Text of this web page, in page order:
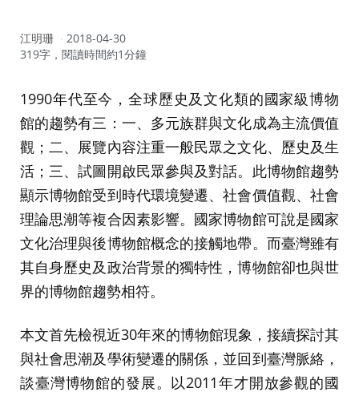
作
者：
江明珊
2018-04-30
319字，閱讀時間約1分鐘
1990年代至今，全球歷史及文化類的國家級博物
館的趨勢有三：一、多元族群與文化成為主流價值
觀；二、展覽內容注重一般民眾之文化、歷史及生
活；三、試圖開啟民眾參與及對話。此博物館趨勢
顯示博物館受到時代環境變遷、社會價值觀、社會
理論思潮等複合因素影響。國家博物館可說是國家
文化治理與後博物館概念的接觸地帶。而臺灣雖有
其自身歷史及政治背景的獨特性，博物館卻也與世
界的博物館趨勢相符。
本文首先檢視近30年來的博物館現象，接續探討其
與社會思潮及學術變遷的關係，並回到臺灣脈絡，
談臺灣博物館的發展。以2011年才開放參觀的國